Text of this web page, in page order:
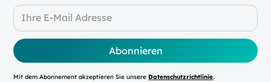
Mit dem Abonnement akzeptieren Sie unsereDatenschutzrichtlinie.